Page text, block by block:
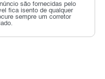
são fornecidas pelo
fica isento de qualquer
sempre um corretor